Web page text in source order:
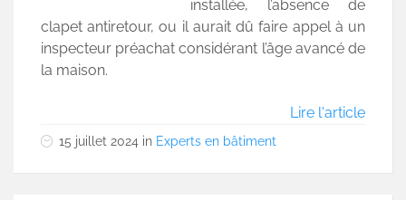
installée, l’absence de
clapet antiretour, ou il aurait dû faire appel à un
inspecteur préachat considérant l’âge avancé de
la maison.
Lire l'article
15 juillet 2024 in Experts en bâtiment